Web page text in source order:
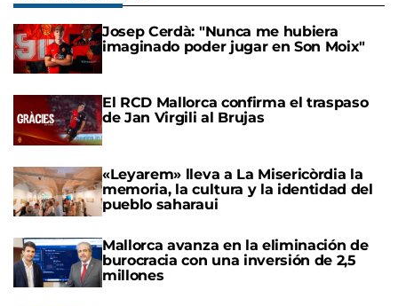
Josep Cerdà: "Nunca me hubiera
imaginado poder jugar en Son Moix"
El RCD Mallorca confirma el traspaso
de Jan Virgili al Brujas
«Leyarem» lleva a La Misericòrdia la
memoria, la cultura y la identidad del
pueblo saharaui
Mallorca avanza en la eliminación de
burocracia con una inversión de 2,5
millones